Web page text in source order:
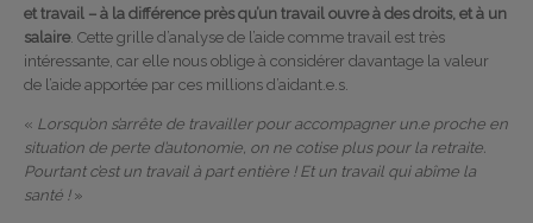
et travail – à la différence près qu’un travail ouvre à des droits, et à un
salaire. Cette grille d’analyse de l’aide comme travail est très
intéressante, car elle nous oblige à considérer davantage la valeur
de l’aide apportée par ces millions d’aidant.e.s.
« Lorsqu’on s’arrête de travailler pour accompagner un.e proche en
situation de perte d’autonomie, on ne cotise plus pour la retraite.
Pourtant c’est un travail à part entière ! Et un travail qui abîme la
santé !»